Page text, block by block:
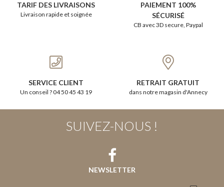
TARIF DES LIVRAISONS
Livraison rapide et soignée
PAIEMENT 100%
SÉCURISÉ
CB avec 3D secure, Paypal
SERVICE CLIENT
Un conseil ? 04 50 45 43 19
RETRAIT GRATUIT
dans notre magasin d'Annecy
SUIVEZ-NOUS !
NEWSLETTER